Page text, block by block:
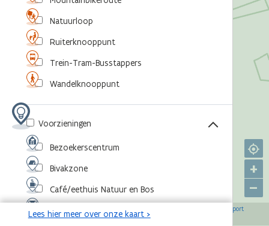
+
–
OpenStreetMap-bijdragers Agentschap voor Natuur en Bos
Sport
Vlaanderen,©Toerisme Vlaanderen
Natuurloop
Ruiterknooppunt
Trein-Tram-Busstappers
Wandelknooppunt
Voorzieningen
Bezoekerscentrum
Bivakzone
Café/eethuis Natuur en Bos
Eventlocatie
Lees hier meer over onze kaart >